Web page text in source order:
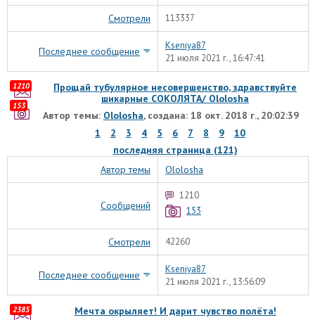
Смотрели 113337
Последнее сообщение
Kseniya87
21 июля 2021 г., 16:47:41
Прощай тубулярное несовершенство, здравствуйте
шикарные СОКОЛЯТА/ Ololosha
Автор темы: Ololosha, создана: 18 окт. 2018 г., 20:02:39
1
2 3 4 5 6 7 8 9
10
последняя страница (121)
1210
153
Автор темы Ololosha
Сообщений
1210
153
Смотрели 42260
Последнее сообщение
Kseniya87
21 июля 2021 г., 13:56:09
Мечта окрыляет! И дарит чувство полёта!
2385